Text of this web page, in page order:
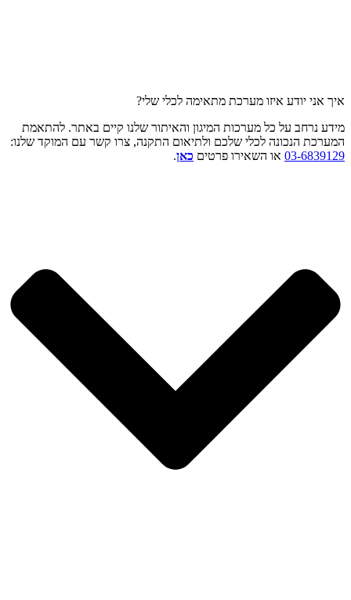
איך אני יודע איזו מערכת מתאימה לכלי שלי?
מידע נרחב על כל מערכות המיגון והאיתור שלנו קיים באתר. להתאמת
המערכת הנכונה לכלי שלכם ולתיאום התקנה, צרו קשר עם המוקד שלנו:
03-6839129 או השאירו פרטים כאן.